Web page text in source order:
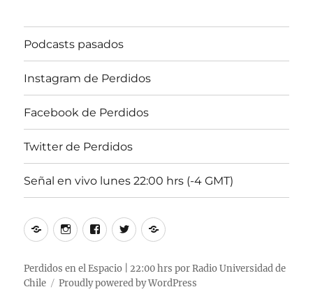
Podcasts pasados
Instagram de Perdidos
Facebook de Perdidos
Twitter de Perdidos
Señal en vivo lunes 22:00 hrs (-4 GMT)
PodcastsInstagram
Perdidos
Facebook
Perdidos
Twitter
Perdidos
Señal
vivo
lunes
Perdidos en el Espacio | 22:00 hrs por Radio Universidad de
Chile
Proudly powered by WordPress